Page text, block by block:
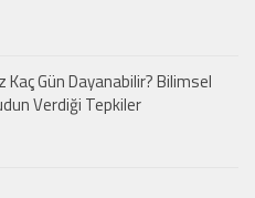
Gün Dayanabilir? Bilimsel
Verdiği Tepkiler